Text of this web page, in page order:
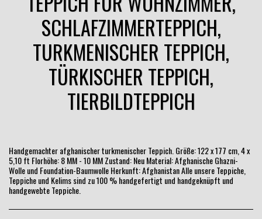
SCHLAFZIMMERTEPPICH,
TURKMENISCHER TEPPICH,
TÜRKISCHER TEPPICH,
TIERBILDTEPPICH
Handgemachter afghanischer turkmenischer Teppich. Größe: 122 x 177 cm, 4 x
5,10 ft Florhöhe: 8 MM - 10 MM Zustand: Neu Material: Afghanische Ghazni-
Wolle und Foundation-Baumwolle Herkunft: Afghanistan Alle unsere Teppiche,
Teppiche und Kelims sind zu 100 % handgefertigt und handgeknüpft und
handgewebte Teppiche.